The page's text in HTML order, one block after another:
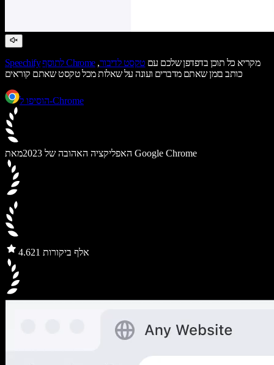
Speechify לתוסף Chrome מקריא כל תוכן בדפדפן שלכם עם טקסט לדיבור,
כותב בזמן שאתם מדברים ועונה על שאלות מכל טקסט שאתם קוראים
הוסיפו ל-Chrome
האפליקציה האהובה של 2023 מאת Google Chrome
4.6 21 אלף ביקורות